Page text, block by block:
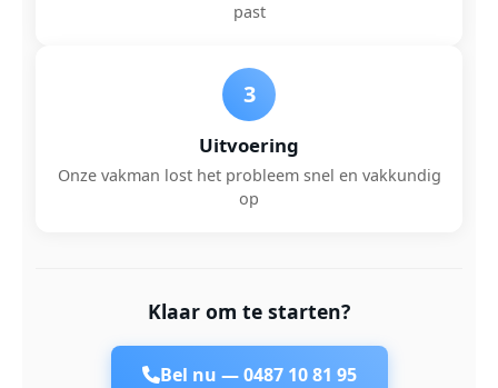
past
3
Uitvoering
Onze vakman lost het probleem snel en vakkundig
op
Klaar om te starten?
Bel nu —0487 10 81 95